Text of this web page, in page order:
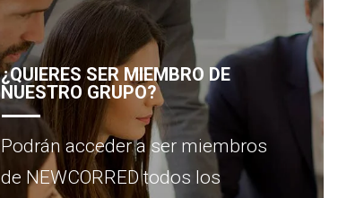
¿QUIERES SER MIEMBRO DE
NUESTRO GRUPO?
Podrán acceder a ser miembros
de NEWCORRED todos los